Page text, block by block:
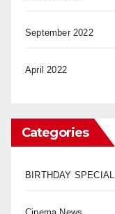
September 2022
April 2022
Categories
BIRTHDAY SPECIAL